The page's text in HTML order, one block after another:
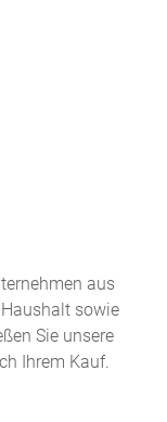
aus
sowie
Sie unsere
Ihrem Kauf.